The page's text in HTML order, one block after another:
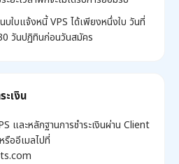
ใบแจ้งหนี้ VPS ได้เพียงหนึ่งใบ วันที่
วันปฏิทินก่อนวันสมัคร
ะเงิน
และหลักฐานการชำระเงินผ่าน Client
ออีเมลไปที่